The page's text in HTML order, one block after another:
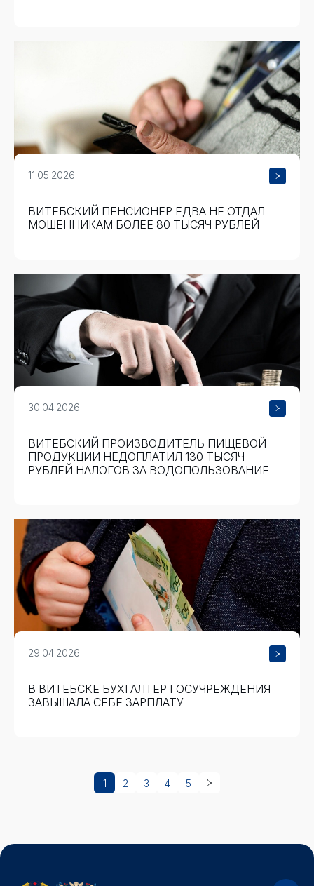
11.05.2026
ВИТЕБСКИЙ ПЕНСИОНЕР ЕДВА НЕ ОТДАЛ
МОШЕННИКАМ БОЛЕЕ 80 ТЫСЯЧ РУБЛЕЙ
30.04.2026
ВИТЕБСКИЙ ПРОИЗВОДИТЕЛЬ ПИЩЕВОЙ
ПРОДУКЦИИ НЕДОПЛАТИЛ 130 ТЫСЯЧ
РУБЛЕЙ НАЛОГОВ ЗА ВОДОПОЛЬЗОВАНИЕ
29.04.2026
В ВИТЕБСКЕ БУХГАЛТЕР ГОСУЧРЕЖДЕНИЯ
ЗАВЫШАЛА СЕБЕ ЗАРПЛАТУ
1 2 3 4 5